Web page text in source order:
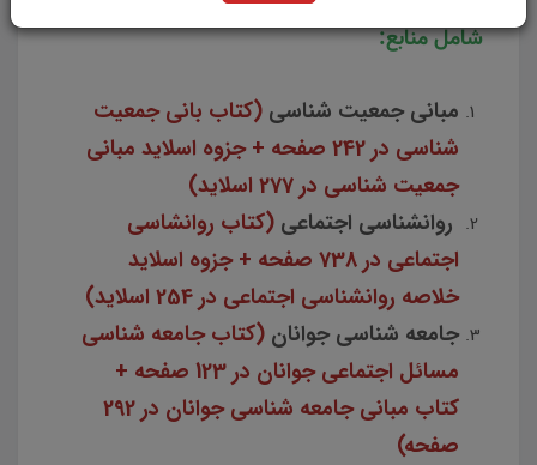
شامل منابع:
مبانی جمعیت شناسی (کتاب بانی جمعیت
شناسی در 242 صفحه + جزوه اسلاید مبانی
جمعیت شناسی در 277 اسلاید)
روانشناسی اجتماعی (کتاب روانشاسی
اجتماعی در 738 صفحه + جزوه اسلاید
خلاصه روانشناسی اجتماعی در 254 اسلاید)
جامعه شناسی جوانان (کتاب جامعه شناسی
مسائل اجتماعی جوانان در 123 صفحه +
کتاب مبانی جامعه شناسی جوانان در 292
صفحه)